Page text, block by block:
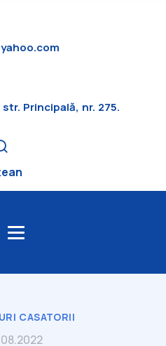
Principală, nr. 275.
CASATORII